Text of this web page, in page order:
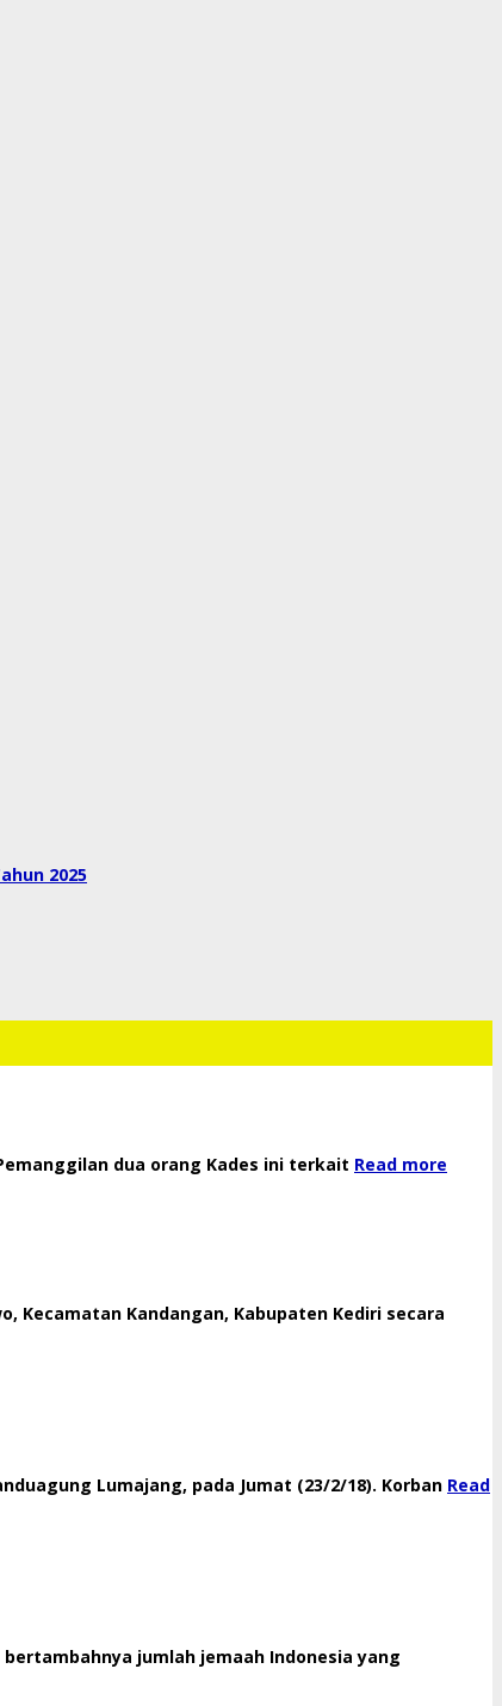
2025
dua orang Kades ini terkait Read more
Kecamatan Kandangan, Kabupaten Kediri secara
Lumajang, pada Jumat (23/2/18). Korban Read
jumlah jemaah Indonesia yang